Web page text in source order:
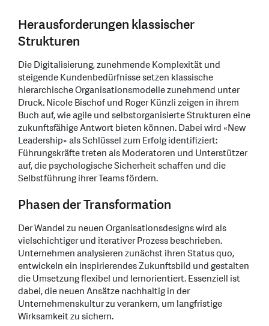
Herausforderungen klassischer
Strukturen
Die Digitalisierung, zunehmende Komplexität und
steigende Kundenbedürfnisse setzen klassische
hierarchische Organisationsmodelle zunehmend unter
Druck. Nicole Bischof und Roger Künzli zeigen in ihrem
Buch auf, wie agile und selbstorganisierte Strukturen eine
zukunftsfähige Antwort bieten können. Dabei wird «New
Leadership» als Schlüssel zum Erfolg identifiziert:
Führungskräfte treten als Moderatoren und Unterstützer
auf, die psychologische Sicherheit schaffen und die
Selbstführung ihrer Teams fördern.
Phasen der Transformation
Der Wandel zu neuen Organisationsdesigns wird als
vielschichtiger und iterativer Prozess beschrieben.
Unternehmen analysieren zunächst ihren Status quo,
entwickeln ein inspirierendes Zukunftsbild und gestalten
die Umsetzung flexibel und lernorientiert. Essenziell ist
dabei, die neuen Ansätze nachhaltig in der
Unternehmenskultur zu verankern, um langfristige
Wirksamkeit zu sichern.